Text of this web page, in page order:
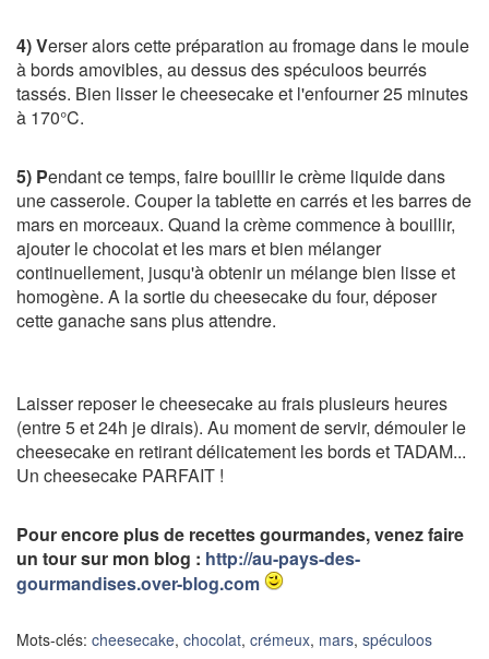
4) Verser alors cette préparation au fromage dans le moule
à bords amovibles, au dessus des spéculoos beurrés
tassés. Bien lisser le cheesecake et l'enfourner 25 minutes
à 170°C.
5) Pendant ce temps, faire bouillir le crème liquide dans
une casserole. Couper la tablette en carrés et les barres de
mars en morceaux. Quand la crème commence à bouillir,
ajouter le chocolat et les mars et bien mélanger
continuellement, jusqu'à obtenir un mélange bien lisse et
homogène. A la sortie du cheesecake du four, déposer
cette ganache sans plus attendre.
Laisser reposer le cheesecake au frais plusieurs heures
(entre 5 et 24h je dirais). Au moment de servir, démouler le
cheesecake en retirant délicatement les bords et TADAM...
Un cheesecake PARFAIT !
Pour encore plus de recettes gourmandes, venez faire
un tour sur mon blog : http://au-pays-des-
gourmandises.over-blog.com
Mots-clés: cheesecake, chocolat, crémeux, mars, spéculoos